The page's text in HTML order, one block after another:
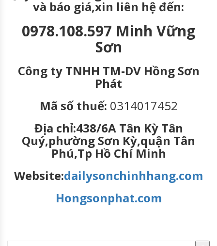
và báo giá,xin liên hệ đến:
0978.108.597 Minh Vững
Sơn
Công ty TNHH TM-DV Hồng Sơn
Phát
Mã số thuế: 0314017452
Địa chỉ:438/6A Tân Kỳ Tân
Quý,phường Sơn Kỳ,quận Tân
Phú,Tp Hồ Chí Minh
Website:dailysonchinhhang.com
Hongsonphat.com